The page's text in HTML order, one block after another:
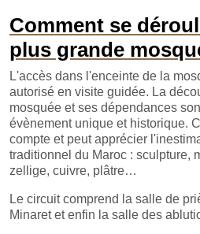
Comment se
plus grande
L'accès dans l'enceinte de la
autorisé en visite guidée. La
mosquée et ses dépendances
évènement unique et historique.
compte et peut apprécier
traditionnel du Maroc : sculpture,
zellige, cuivre, plâtre…
Le circuit comprend la salle de
Minaret et enfin la salle des